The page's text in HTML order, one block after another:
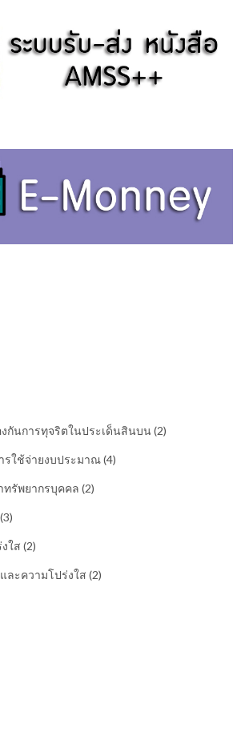
งกันการทุจริตในประเด็นสินบน (2)
รใช้จ่ายงบประมาณ(4)
รัพยากรบุคคล (2)
(3)
ใส (2)
ละความโปร่งใส (2)